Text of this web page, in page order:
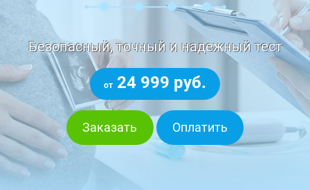
Безопасный, точный и надежный тест
от 24 999 руб.
Заказать Оплатить